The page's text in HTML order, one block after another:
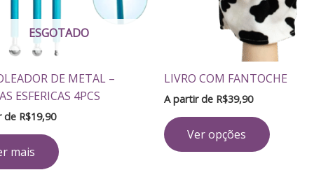
ESGOTADO
DE METAL –
ESFERICAS 4PCS
de R$19,90
mais
LIVRO COM FANTOCHE
A partir de R$39,90
Ver opções
podem
ser
na
página